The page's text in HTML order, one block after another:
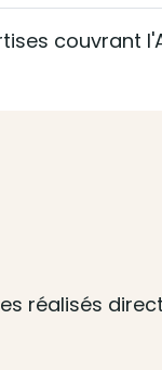
couvrant
réalisés